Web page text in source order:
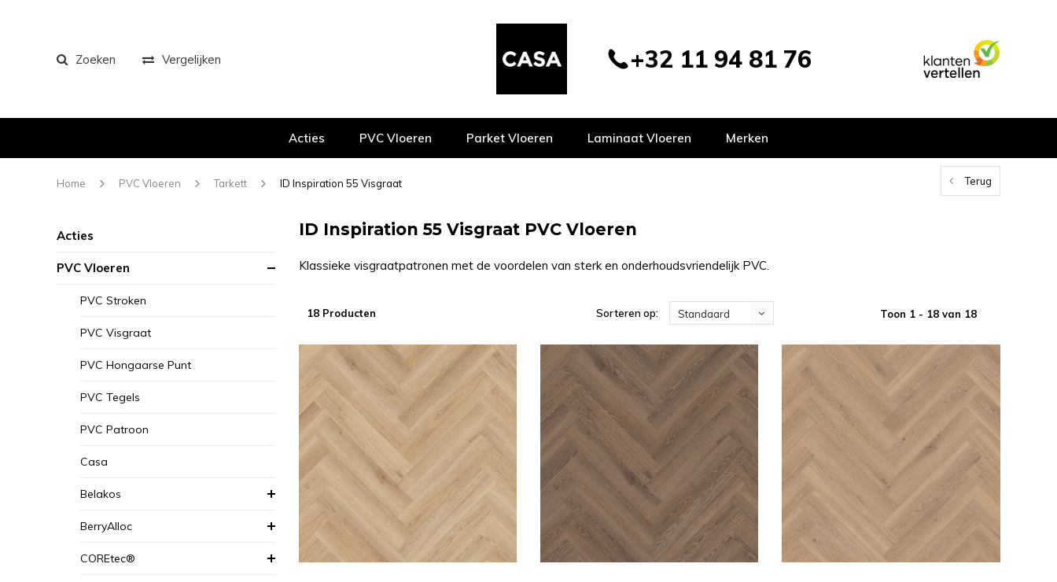
Zoeken Vergelijken +32 11 94 81 76
Acties PVC Vloeren Parket Vloeren Laminaat Vloeren Merken
Home PVC Vloeren Tarkett ID Inspiration 55 Visgraat Terug
Acties
PVC Vloeren
PVC Stroken
PVC Visgraat
PVC Hongaarse Punt
PVC Tegels
PVC Patroon
Casa
Belakos
BerryAlloc
COREtec®
ID Inspiration 55 Visgraat PVC Vloeren
Klassieke visgraatpatronen met de voordelen van sterk en onderhoudsvriendelijk PVC.
18 Producten Sorteren op: Standaard Toon 1 - 18 van 18